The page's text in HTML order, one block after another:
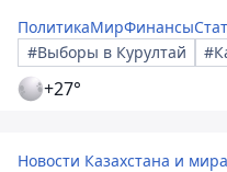
ПолитикаМирФинансы
#Выборы в Курултай
+27°
Новости Казахстана и